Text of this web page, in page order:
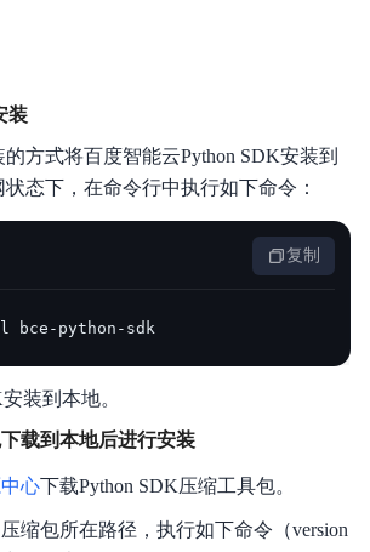
装
方式将百度智能云Python SDK安装到
态下，在命令行中执行如下命令：
复制
python-sdk
装到本地。
载到本地后进行安装
心下载Python SDK压缩工具包。
缩包所在路径，执行如下命令（version